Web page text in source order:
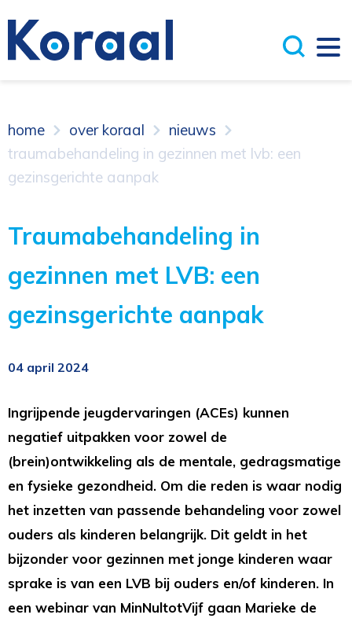
home over koraal
nieuws
traumabehandeling in gezinnen met lvb: een
gezinsgerichte aanpak
Traumabehandeling in
gezinnen met LVB: een
gezinsgerichte aanpak
04 april 2024
Ingrijpende jeugdervaringen (ACEs) kunnen
negatief uitpakken voor zowel de
(brein)ontwikkeling als de mentale, gedragsmatige
en fysieke gezondheid. Om die reden is waar nodig
het inzetten van passende behandeling voor zowel
ouders als kinderen belangrijk. Dit geldt in het
bijzonder voor gezinnen met jonge kinderen waar
sprake is van een LVB bij ouders en/of kinderen. In
een webinar van MinNultotVijf gaan Marieke de